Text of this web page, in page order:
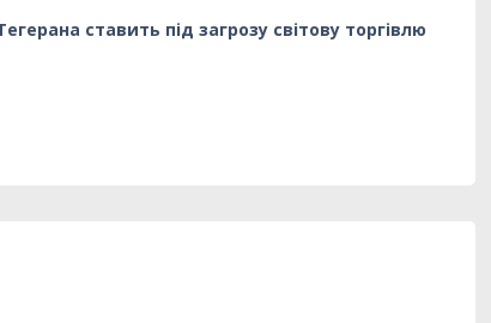
ставить під загрозу світову торгівлю